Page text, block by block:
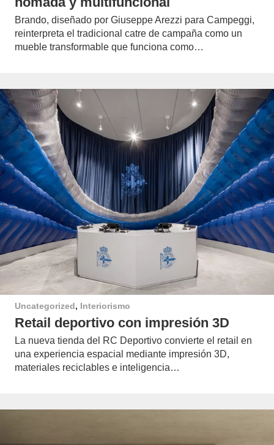
Brando, diseñado por Giuseppe Arezzi para Campeggi,
reinterpreta el tradicional catre de campaña como un
mueble transformable que funciona como…
Uncategorized, Interiorismo
Retail deportivo con impresión 3D
La nueva tienda del RC Deportivo convierte el retail en
una experiencia espacial mediante impresión 3D,
materiales reciclables e inteligencia…